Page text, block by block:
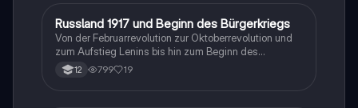
sich mit den Ereignissen der Russischen Revolution
und deren Auswirkungen auf die Sowjetunion
beschäftigen.
Geschichte
Russland 1917 und Beginn des Bürgerkriegs
Von der Februarrevolution zur Oktoberrevolution und
zum Aufstieg Lenins bis hin zum Beginn des
Bürgerkriegs in Russland. Vergleich mit
Revolutionstheorien ( Karl Marx und Crane Brinton)
12 799 19